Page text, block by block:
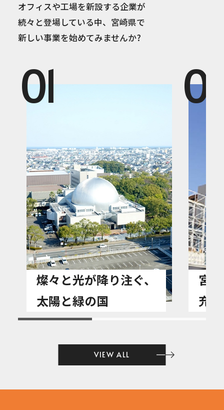
オフィスや工場を新設する企業が
続々と登場している中、宮崎県で
新しい事業を始めてみませんか?
VIEW ALL
01
燦々と光が降り注ぐ、
太陽と緑の国
宮
充